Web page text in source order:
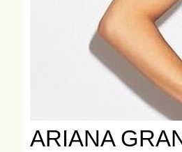
ARIANA